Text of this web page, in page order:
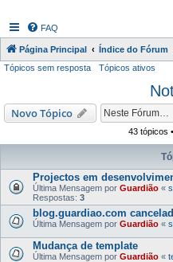
FAQ
Página Principal Índice do Fórum
Tópicos sem resposta Tópicos ativos
Novo Tópico
43 tópicos
Projectos em
Última Mensagem por Guardião «
Respostas: 3
blog.guardiao.com
Última Mensagem por Guardião «
Mudança de template
Última Mensagem por Guardião «